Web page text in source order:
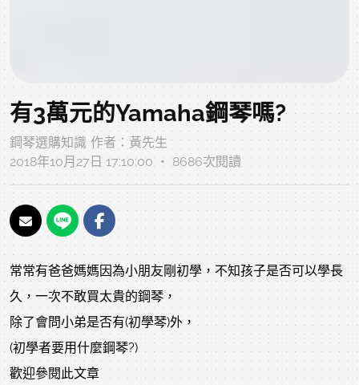
有3萬元的Yamaha鋼琴嗎?
鋼琴選購知識 作者：黃先生
2018年10月27日 17:10:00 ‧ 8686次閱讀
常常有爸爸媽媽因為小朋友剛初學，不知孩子是否可以學長
久，一次不敢買太貴的鋼琴，
除了會問小弟是否有(初學琴)外，
(初學者要用什麼鋼琴?)
歡迎參閱此文章